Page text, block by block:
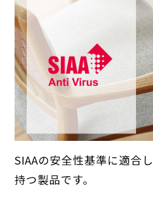
SIAAの安全性基準に適合
持つ製品です。